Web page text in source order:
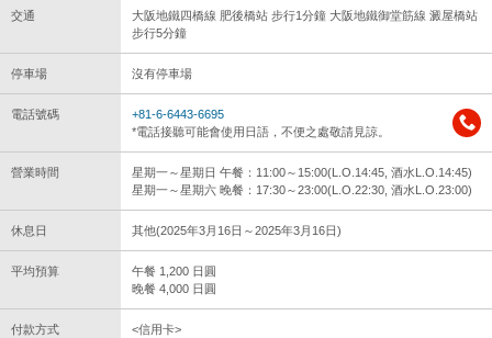
交通
大阪地鐵四橋線 肥後橋站 步行1分鐘 大阪地鐵御堂筋線 澱屋橋站
步行5分鐘
停車場 沒有停車場
電話號碼
+81-6-6443-6695
*電話接聽可能會使用日語，不便之處敬請見諒。
營業時間
星期一～星期日 午餐：11:00～15:00(L.O.14:45, 酒水L.O.14:45)
星期一～星期六 晚餐：17:30～23:00(L.O.22:30, 酒水L.O.23:00)
休息日 其他(2025年3月16日～2025年3月16日)
平均預算
午餐 1,200 日圓
晚餐 4,000 日圓
付款方式
<信用卡>